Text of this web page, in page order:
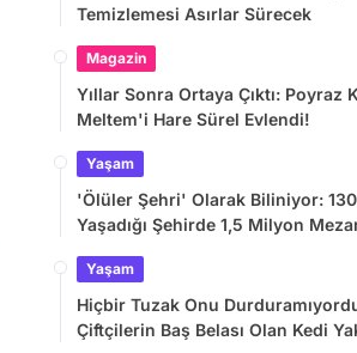
Temizlemesi Asırlar Sürecek
Magazin
Yıllar Sonra Ortaya Çıktı: Poyraz
Meltem'i Hare Sürel Evlendi!
Yaşam
'Ölüler Şehri' Olarak Biliniyor:
Yaşadığı Şehirde 1,5 Milyon
Yaşam
Hiçbir Tuzak Onu
Çiftçilerin Baş Belası Olan Kedi